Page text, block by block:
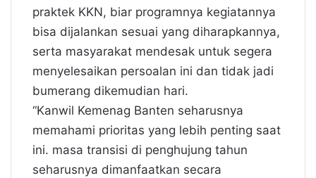
praktek KKN, biar programnya kegiatannya
bisa dijalankan sesuai yang diharapkannya,
serta masyarakat mendesak untuk segera
menyelesaikan persoalan ini dan tidak jadi
bumerang dikemudian hari.
“Kanwil Kemenag Banten seharusnya
memahami prioritas yang lebih penting saat
ini. masa transisi di penghujung tahun
seharusnya dimanfaatkan secara